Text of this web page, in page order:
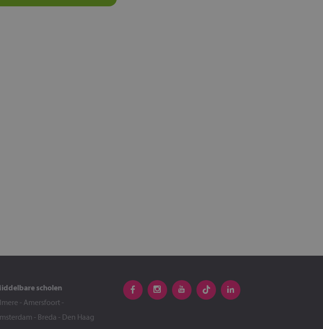
scholen
- Amersfoort -
- Breda - Den Haag